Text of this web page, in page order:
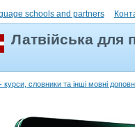
schools and partners
Латвійська для
курси, словники та інші мовні